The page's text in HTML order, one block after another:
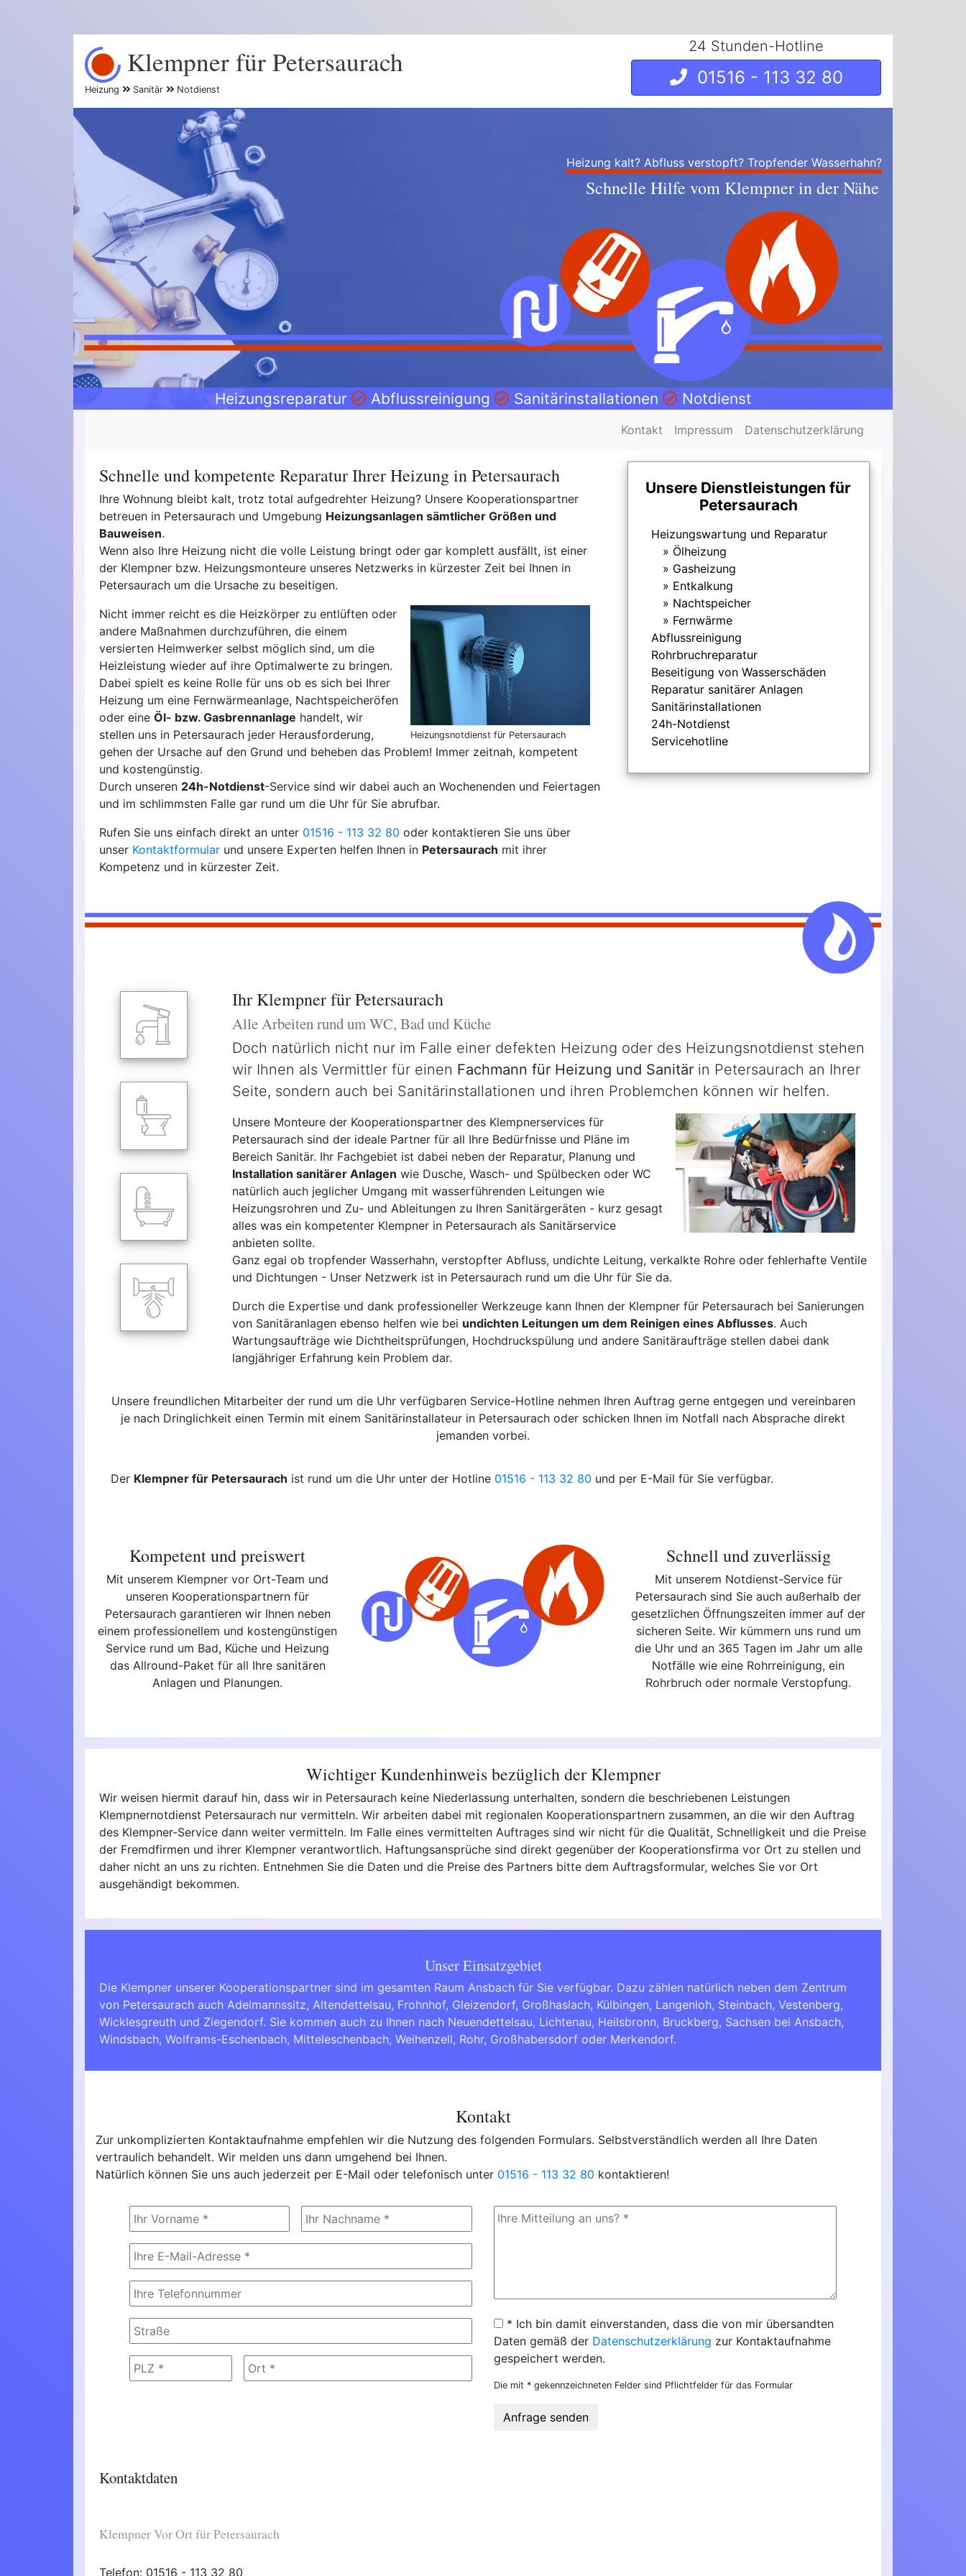
Klempner für Petersaurach
Heizung Sanitär Notdienst
24 Stunden-Hotline
01516 - 113 32 80
Heizung kalt? Abfluss verstopft? Tropfender Wasserhahn?
Schnelle Hilfe vom Klempner in der Nähe
Heizungsreparatur Abflussreinigung Sanitärinstallationen Notdienst
Kontakt Impressum Datenschutzerklärung
Schnelle und kompetente Reparatur Ihrer Heizung in Petersaurach
Ihre Wohnung bleibt kalt, trotz total aufgedrehter Heizung? Unsere Kooperationspartner
betreuen in Petersaurach und Umgebung Heizungsanlagen sämtlicher Größen und
Bauweisen.
Wenn also Ihre Heizung nicht die volle Leistung bringt oder gar komplett ausfällt, ist einer
der Klempner bzw. Heizungsmonteure unseres Netzwerks in kürzester Zeit bei Ihnen in
Petersaurach um die Ursache zu beseitigen.
Heizungsnotdienst für Petersaurach
Nicht immer reicht es die Heizkörper zu entlüften oder
andere Maßnahmen durchzuführen, die einem
versierten Heimwerker selbst möglich sind, um die
Heizleistung wieder auf ihre Optimalwerte zu bringen.
Dabei spielt es keine Rolle für uns ob es sich bei Ihrer
Heizung um eine Fernwärmeanlage, Nachtspeicheröfen
oder eine Öl- bzw. Gasbrennanlage handelt, wir
stellen uns in Petersaurach jeder Herausforderung,
gehen der Ursache auf den Grund und beheben das Problem! Immer zeitnah, kompetent
und kostengünstig.
Durch unseren 24h-Notdienst-Service sind wir dabei auch an Wochenenden und Feiertagen
und im schlimmsten Falle gar rund um die Uhr für Sie abrufbar.
Rufen Sie uns einfach direkt an unter 01516 - 113 32 80 oder kontaktieren Sie uns über
unser Kontaktformular und unsere Experten helfen Ihnen in Petersaurach mit ihrer
Kompetenz und in kürzester Zeit.
Unsere Dienstleistungen für
Petersaurach
Heizungswartung und Reparatur
Ölheizung
Gasheizung
Entkalkung
Nachtspeicher
Fernwärme
Abflussreinigung
Rohrbruchreparatur
Beseitigung von Wasserschäden
Reparatur sanitärer Anlagen
Sanitärinstallationen
24h-Notdienst
Servicehotline
Ihr Klempner für Petersaurach
Alle Arbeiten rund um WC, Bad und Küche
Doch natürlich nicht nur im Falle einer defekten Heizung oder des Heizungsnotdienst stehen
wir Ihnen als Vermittler für einen Fachmann für Heizung und Sanitärin Petersaurach an Ihrer
Seite, sondern auch bei Sanitärinstallationen und ihren Problemchen können wir helfen.
Unsere Monteure der Kooperationspartner des Klempnerservices für
Petersaurach sind der ideale Partner für all Ihre Bedürfnisse und Pläne im
Bereich Sanitär. Ihr Fachgebiet ist dabei neben der Reparatur, Planung und
Installation sanitärer Anlagen wie Dusche, Wasch- und Spülbecken oder WC
natürlich auch jeglicher Umgang mit wasserführenden Leitungen wie
Heizungsrohren und Zu- und Ableitungen zu Ihren Sanitärgeräten - kurz gesagt
alles was ein kompetenter Klempner in Petersaurach als Sanitärservice
anbieten sollte.
Ganz egal ob tropfender Wasserhahn, verstopfter Abfluss, undichte Leitung, verkalkte Rohre oder fehlerhafte Ventile
und Dichtungen - Unser Netzwerk ist in Petersaurach rund um die Uhr für Sie da.
Durch die Expertise und dank professioneller Werkzeuge kann Ihnen der Klempner für Petersaurach bei Sanierungen
von Sanitäranlagen ebenso helfen wie bei undichten Leitungen um dem Reinigen eines Abflusses. Auch
Wartungsaufträge wie Dichtheitsprüfungen, Hochdruckspülung und andere Sanitäraufträge stellen dabei dank
langjähriger Erfahrung kein Problem dar.
Unsere freundlichen Mitarbeiter der rund um die Uhr verfügbaren Service-Hotline nehmen Ihren Auftrag gerne entgegen und vereinbaren
je nach Dringlichkeit einen Termin mit einem Sanitärinstallateur in Petersaurach oder schicken Ihnen im Notfall nach Absprache direkt
jemanden vorbei.
Der Klempner für Petersaurach ist rund um die Uhr unter der Hotline 01516 - 113 32 80 und per E-Mail für Sie verfügbar.
Kompetent und preiswert
Mit unserem Klempner vor Ort-Team und
unseren Kooperationspartnern für
Petersaurach garantieren wir Ihnen neben
einem professionellem und kostengünstigen
Service rund um Bad, Küche und Heizung
das Allround-Paket für all Ihre sanitären
Anlagen und Planungen.
Schnell und zuverlässig
Mit unserem Notdienst-Service für
Petersaurach sind Sie auch außerhalb der
gesetzlichen Öffnungszeiten immer auf der
sicheren Seite. Wir kümmern uns rund um
die Uhr und an 365 Tagen im Jahr um alle
Notfälle wie eine Rohrreinigung, ein
Rohrbruch oder normale Verstopfung.
Wichtiger Kundenhinweis bezüglich der Klempner
Wir weisen hiermit darauf hin, dass wir in Petersaurach keine Niederlassung unterhalten, sondern die beschriebenen Leistungen
Klempnernotdienst Petersaurach nur vermitteln. Wir arbeiten dabei mit regionalen Kooperationspartnern zusammen, an die wir den Auftrag
des Klempner-Service dann weiter vermitteln. Im Falle eines vermittelten Auftrages sind wir nicht für die Qualität, Schnelligkeit und die Preise
der Fremdfirmen und ihrer Klempner verantwortlich. Haftungsansprüche sind direkt gegenüber der Kooperationsfirma vor Ort zu stellen und
daher nicht an uns zu richten. Entnehmen Sie die Daten und die Preise des Partners bitte dem Auftragsformular, welches Sie vor Ort
ausgehändigt bekommen.
Unser Einsatzgebiet
Die Klempner unserer Kooperationspartner sind im gesamten Raum Ansbach für Sie verfügbar. Dazu zählen natürlich neben dem Zentrum
von Petersaurach auch Adelmannssitz, Altendettelsau, Frohnhof, Gleizendorf, Großhaslach, Külbingen, Langenloh, Steinbach, Vestenberg,
Wicklesgreuth und Ziegendorf. Sie kommen auch zu Ihnen nach Neuendettelsau, Lichtenau, Heilsbronn, Bruckberg, Sachsen bei Ansbach,
Windsbach, Wolframs-Eschenbach, Mitteleschenbach, Weihenzell, Rohr, Großhabersdorf oder Merkendorf.
Kontakt
Zur unkomplizierten Kontaktaufnahme empfehlen wir die Nutzung des folgenden Formulars. Selbstverständlich werden all Ihre Daten
vertraulich behandelt. Wir melden uns dann umgehend bei Ihnen.
Natürlich können Sie uns auch jederzeit per E-Mail oder telefonisch unter 01516 - 113 32 80 kontaktieren!
* Ich bin damit einverstanden, dass die von mir übersandten
Daten gemäß der Datenschutzerklärung zur Kontaktaufnahme
gespeichert werden.
Die mit * gekennzeichneten Felder sind Pflichtfelder für das Formular
Anfrage senden
Kontaktdaten
Klempner Vor Ort für Petersaurach
Telefon: 01516 - 113 32 80